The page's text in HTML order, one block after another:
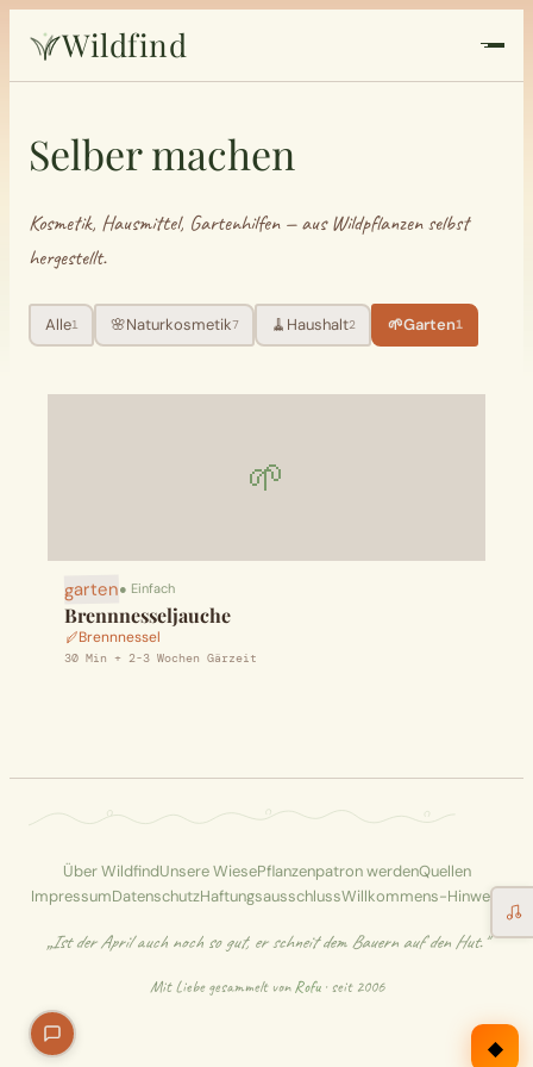
Wildfind
Pflanzen
Rezepte
Heilkunde
Erntekorb
Sammelkalender
Vogelstimmen
Gartenplaner
Düngeberater
Challenges
Selber machen
Kosmetik, Hausmittel, Gartenhilfen — aus Wildpflanzen selbst
hergestellt.
Alle1 🌸Naturkosmetik7 🧹 Haushalt2 🌱Garten1
🌱
garten● Einfach
Brennnesseljauche
Brennnessel
30 Min + 2-3 Wochen Gärzeit
Über WildfindUnsere WiesePflanzenpatron werdenQuellen
ImpressumDatenschutzHaftungsausschlussWillkommens-Hinweis
„Ist der April auch noch so gut, er schneit dem Bauern auf den Hut."
Mit Liebe gesammelt vonRofu· seit 2006
◆